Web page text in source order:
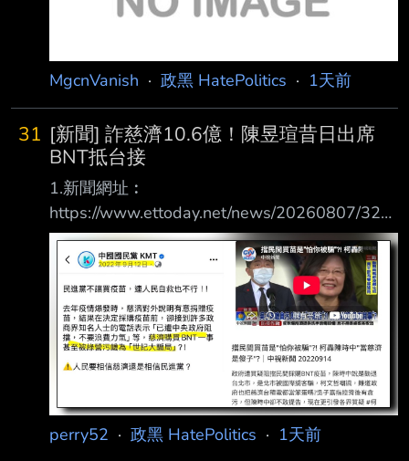
MgcnVanish · 政黑 HatePolitics · 1天前
31 [新聞] 詐慈濟10.6億！陳昱瑄昔日出席
BNT抵台接
1.新聞網址︰
https://www.ettoday.net/news/20260807/321
5313.htm 2.新聞來源︰ ETToday 3.完整新聞標
題： 詐慈濟10.6億！陳昱瑄昔日出席BNT抵台
接機 與陳時中同框畫面曝 4.完整新聞內容︰
記者劉人豪／台北報導 慈濟基金會2021年在疫
情期間購買BNT疫苗，卻遭彰化律師公會前理事
長陳昱瑄與「互道 」宗教組織李世宗家族合
謀，騙取10.6億元「顧問費」。對此，慈濟今
（7）日發出聲明 ，強調本案經法官審理後，如
法院認定被告等人確係成立犯罪並且有犯
perry52 · 政黑 HatePolitics · 1天前